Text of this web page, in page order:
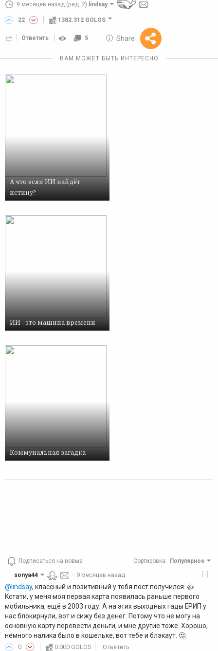
9 месяцев назад (ред. 2) lindsay
22 1382.312 GOLOS
Ответить 5 Share
Reward
10 GOLOS
ВАМ МОЖЕТ БЫТЬ ИНТЕРЕСНО
А что если ИИ найдёт
истину?
ИИ - это машина времени
Коммунальная загадка
Подписаться на новые Сортировка: Популярное
[-]
sonya44 · 9 месяцев назад
@lindsay, классный и позитивный у тебя пост получился. 👍️
Кстати, у меня моя первая карта появилась раньше первого
мобильника, ещё в 2003 году. А на этих выходных гады ЕРИП у
нас блокирнули, вот и сижу без денег. Потому что не могу на
основную карту перевести деньги, и мне другие тоже. Хорошо,
немного налика было в кошельке, вот тебе и блэкаут. 🤔
0 0.000 GOLOS Ответить